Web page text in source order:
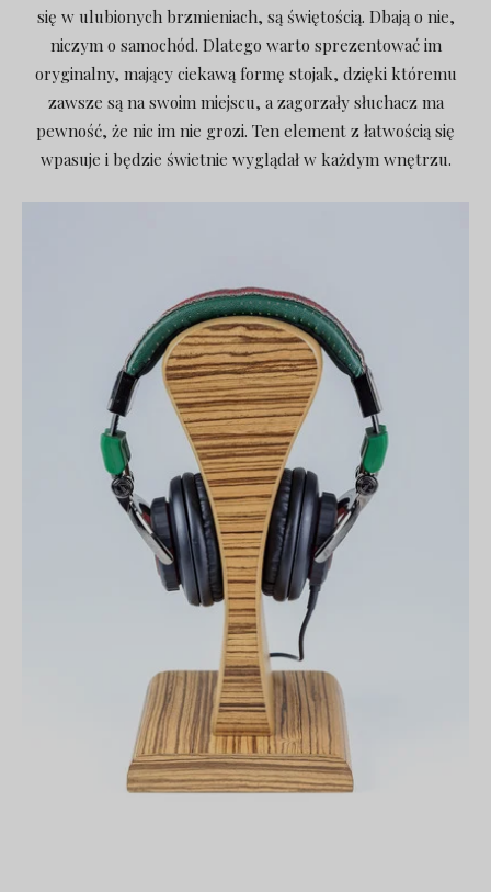
się w ulubionych brzmieniach, są świętością. Dbają o nie,
niczym o samochód. Dlatego warto sprezentować im
oryginalny, mający ciekawą formę stojak, dzięki któremu
zawsze są na swoim miejscu, a zagorzały słuchacz ma
pewność, że nic im nie grozi. Ten element z łatwością się
wpasuje i będzie świetnie wyglądał w każdym wnętrzu.